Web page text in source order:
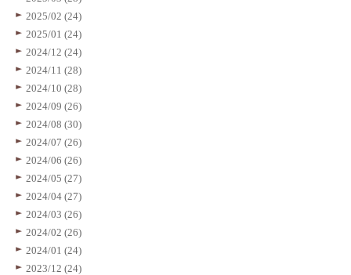
2025/02 (24)
2025/01 (24)
2024/12 (24)
2024/11 (28)
2024/10 (28)
2024/09 (26)
2024/08 (30)
2024/07 (26)
2024/06 (26)
2024/05 (27)
2024/04 (27)
2024/03 (26)
2024/02 (26)
2024/01 (24)
2023/12 (24)